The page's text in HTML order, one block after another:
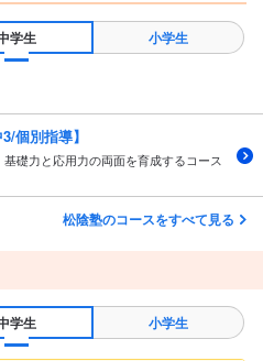
学生 小学生
個別指導】
礎力と応用力の両面を育成するコース
松陰塾のコースをすべて見る
学生 小学生